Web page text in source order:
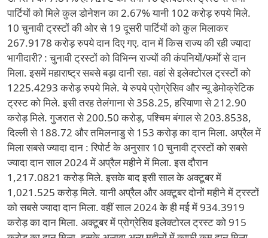
पार्टियों को मिले कुल डोनेशन का 2.67% यानी 102 करोड़ रुपये मिले.
10 चुनावी ट्रस्टों की ओर से 19 दूसरी पार्टियों को कुल मिलाकर
267.9178 करोड़ रुपये दान दिए गए. दान में किस राज्य की रही ज्यादा
भागीदारी? : चुनावी ट्रस्टों को विभिन्न राज्यों की कंपनियों/फर्मों से दान
मिला. इसमें महाराष्ट्र सबसे बड़ा दानी रहा. वहां से इलेक्टोरल ट्रस्टों को
1225.4293 करोड़ रुपये मिले. ये रुपये प्रोग्रेसिव और न्यू डेमोक्रेटिक
ट्रस्ट को मिले. इसी तरह तेलंगाना से 358.25, हरियाणा से 212.90
करोड़ मिले. गुजरात से 200.50 करोड़, पश्चिम बंगाल से 203.8538,
दिल्ली से 188.72 और तमिलनाडु से 153 करोड़ का दान मिला. अप्रैल में
मिला सबसे ज्यादा दान : रिपोर्ट के अनुसार 10 चुनावी ट्रस्टों को सबसे
ज्यादा दान साल 2024 में अप्रैल महीने में मिला. इस दौरान
1,217.0821 करोड़ मिले. इसके बाद इसी साल के अक्टूबर में
1,021.525 करोड़ मिले. यानी अप्रैल और अक्टूबर दोनों महीने में ट्रस्टों
को सबसे ज्यादा दान मिला. वहीं साल 2024 के ही मई में 934.3919
करोड़ का दान मिला. अक्टूबर में प्रोग्रेसिव इलेक्टोरल ट्रस्ट को 915